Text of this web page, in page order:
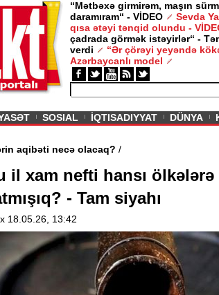
“Mətbəxə girmirəm, maşın
daramıram“ - VİDEO
Sevda
qısa ətəyi tənqid olundu -
çadrada görmək istəyirlər“ -
verdi
“Ər çörəyi yeyəndə
Azərbaycanlı model
SOSIAL İQTISADIYYAT DÜNYA
aqibəti necə olacaq?
il xam nefti hansı ölkələrə
- Tam siyahı
18.05.26, 13:42